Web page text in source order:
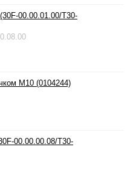
00.00.01.00/T30-
М10 (0104244)
00.00.00.08/T30-